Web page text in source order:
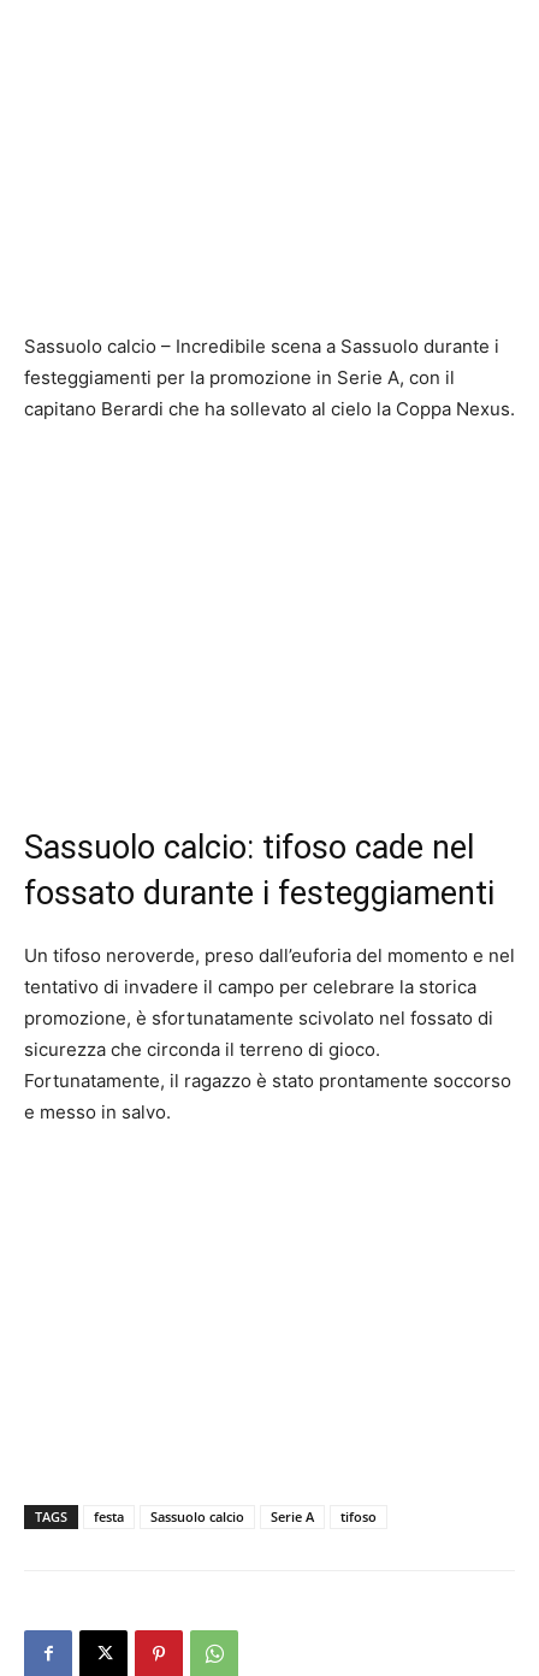
Sassuolo calcio – Incredibile scena a Sassuolo durante i
festeggiamenti per la promozione in Serie A, con il
capitano Berardi che ha sollevato al cielo la Coppa Nexus.
Sassuolo calcio: tifoso cade nel
fossato durante i festeggiamenti
Un tifoso neroverde, preso dall’euforia del momento e nel
tentativo di invadere il campo per celebrare la storica
promozione, è sfortunatamente scivolato nel fossato di
sicurezza che circonda il terreno di gioco.
Fortunatamente, il ragazzo è stato prontamente soccorso
e messo in salvo.
TAGS festa Sassuolo calcio Serie A tifoso